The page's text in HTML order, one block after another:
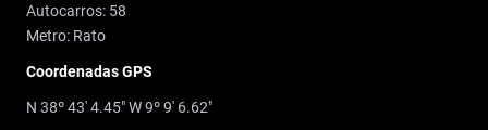
Autocarros: 58
Metro: Rato
Coordenadas GPS
N 38º 43' 4.45" W 9º 9' 6.62"